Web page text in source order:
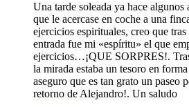
Una tarde soleada ya hace
que le acercase en coche a una
ejercicios espirituales, creo que
entrada fue mi «espíritu» el que
ejercicios…¡QUE SORPRES!.
la mirada estaba un tesoro en
aseguro que es tan grato un paseo
retorno de Alejandro!. Un saludo